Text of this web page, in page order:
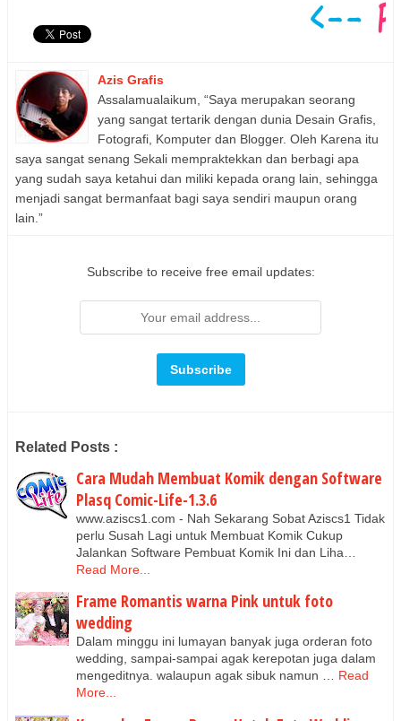
Azis Grafis
Assalamualaikum, “Saya merupakan seorang
yang sangat tertarik dengan dunia Desain Grafis,
Fotografi, Komputer dan Blogger. Oleh Karena itu
saya sangat senang Sekali mempraktekkan dan berbagi apa
yang sudah saya ketahui dan miliki kepada orang lain, sehingga
menjadi sangat bermanfaat bagi saya sendiri maupun orang
lain.”
Subscribe to receive free email updates:
Related Posts :
Cara Mudah Membuat Komik dengan Software
Plasq Comic-Life-1.3.6
www.aziscs1.com - Nah Sekarang Sobat Aziscs1 Tidak
perlu Susah Lagi untuk Membuat Komik Cukup
Jalankan Software Pembuat Komik Ini dan Liha…
Read More...
Frame Romantis warna Pink untuk foto
wedding
Dalam minggu ini lumayan banyak juga orderan foto
wedding, sampai-sampai agak kerepotan juga dalam
mengeditnya. walaupun agak sibuk namun …
Read
More...